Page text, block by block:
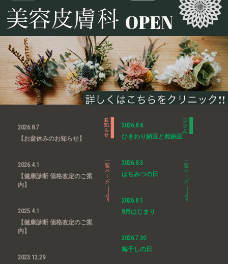
2026.8.7
【お盆休みのお知らせ】
2026.4.1
【健康診断 価格改定のご案
内】
2025.4.1
【健康診断 価格改定のご案
内】
2023.12.29
2026.8.6
ひきわり納豆と粒納豆
2026.8.3
はちみつの日
2026.8.1
8月はじまり
2026.7.30
梅干しの日